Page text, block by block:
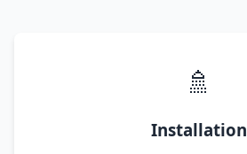
🚿
Installation